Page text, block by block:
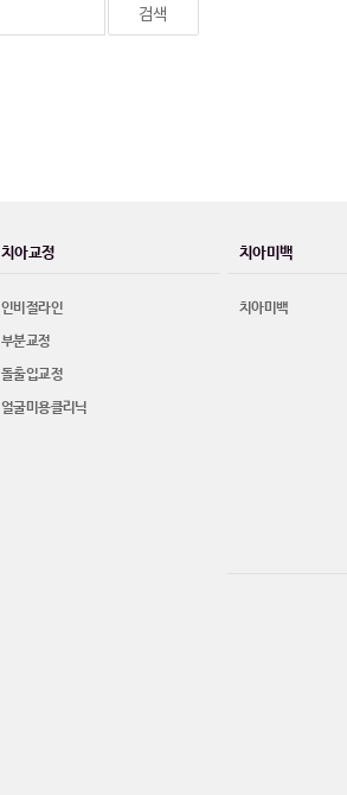
치아교정
인비절라인
부분교정
돌출입교정
얼굴미용클리닉
치아미백
치아미백